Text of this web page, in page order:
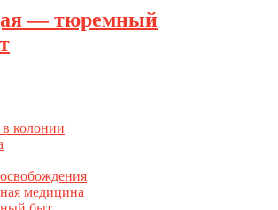
— тюремный
колонии
медицина